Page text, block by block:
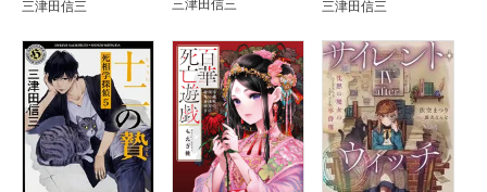
三津田信三
三津田信三
三津田信三